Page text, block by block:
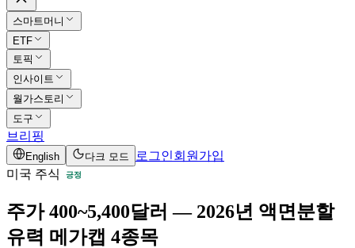
스마트머니
ETF
토픽
인사이트
월가스토리
도구
브리핑
English 다크 모드 로그인회원가입
미국 주식
긍정
주가 400~5,400달러 — 2026년 액면분할
유력 메가캡 4종목